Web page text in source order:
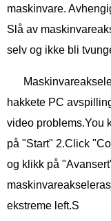
maskinvare.
Slå av
selv og ikke bli
hakkete PC
video problems.You
på "Start" 2.Click
og klikk på
ekstreme left.S